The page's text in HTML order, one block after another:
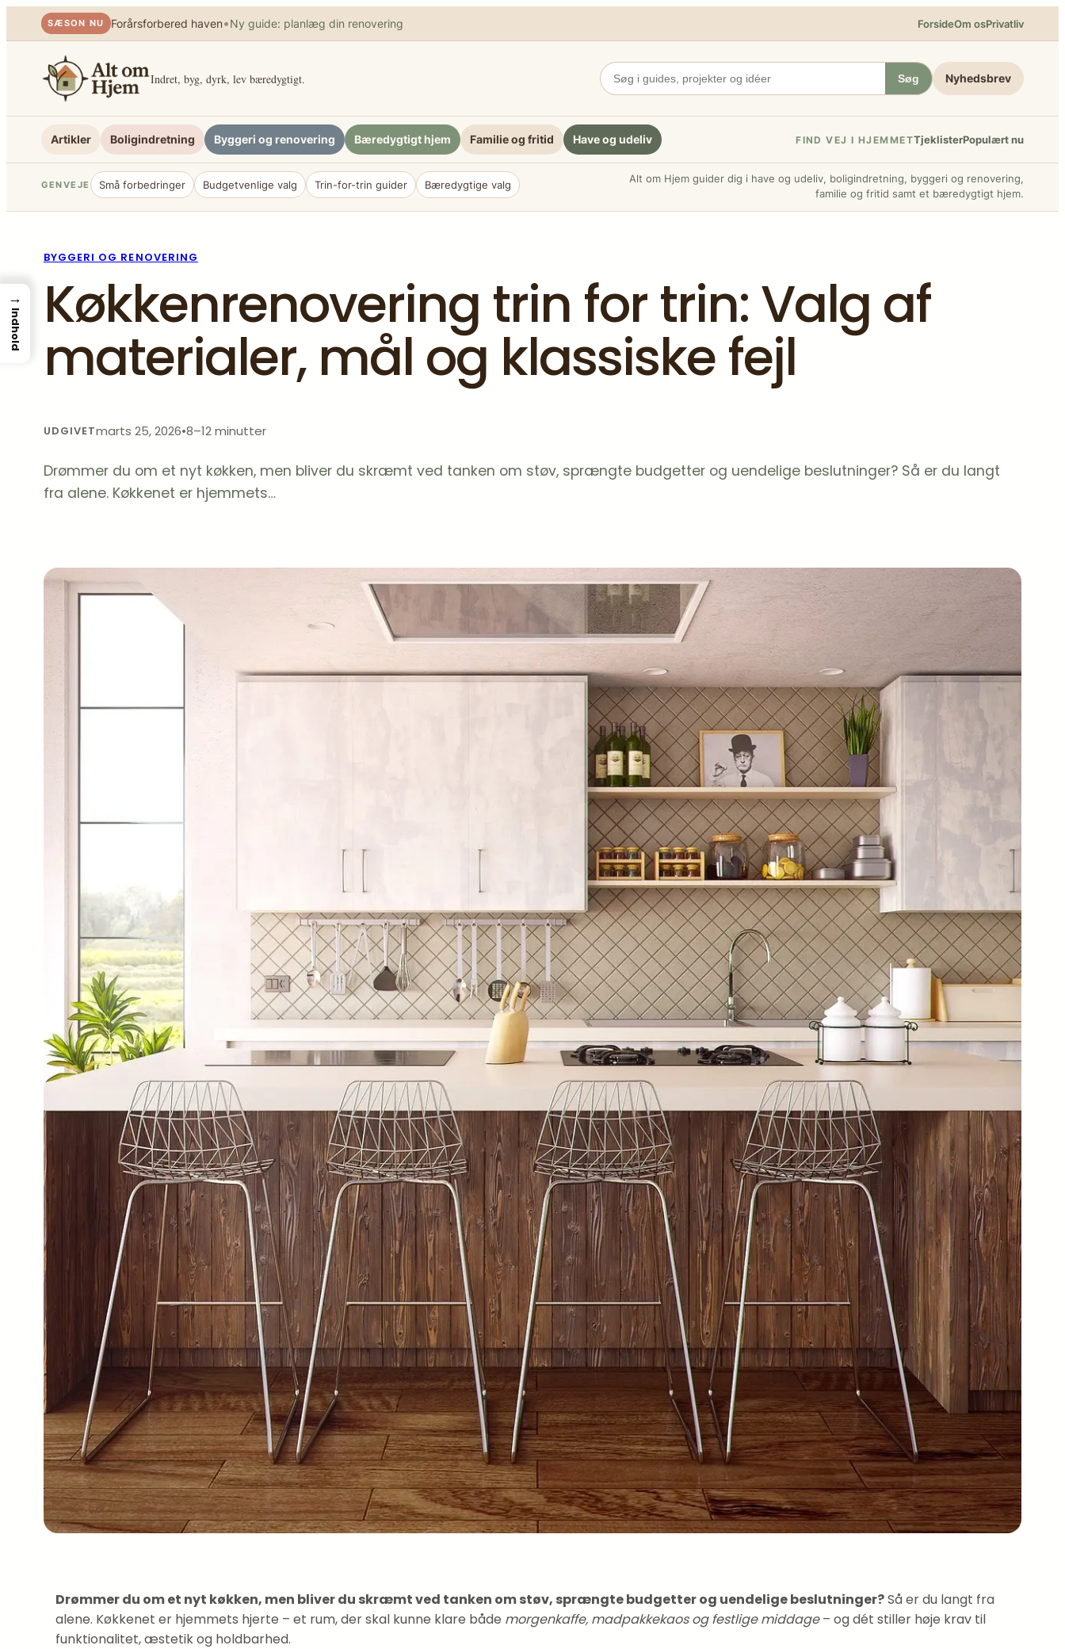
Spring SÆSON NU Forårsforbered haven•Ny guide: planlæg din renovering ForsideOm osPrivatliv
Indret, byg, dyrk, lev bæredygtigt. Søg Nyhedsbrev
Artikler Boligindretning Byggeri og renovering Bæredygtigt hjem Familie og fritid Have og udeliv FIND VEJ I HJEMMETTjeklisterPopulært nu
GENVEJE Små forbedringer Budgetvenlige valg Trin-for-trin guider Bæredygtige valg
Alt om Hjem guider dig i have og udeliv, boligindretning, byggeri og renovering,
familie og fritid samt et bæredygtigt hjem.
BYGGERI OG RENOVERING
Køkkenrenovering trin for trin: Valg af
materialer, mål og klassiske fejl
UDGIVETmarts 25, 2026•8–12 minutter
Drømmer du om et nyt køkken, men bliver du skræmt ved tanken om støv, sprængte budgetter og uendelige beslutninger? Så er du langt
fra alene. Køkkenet er hjemmets…
Drømmer du om et nyt køkken, men bliver du skræmt ved tanken om støv, sprængte budgetter og uendelige beslutninger?Så er du langt fra
alene. Køkkenet er hjemmets hjerte – et rum, der skal kunne klare både morgenkaffe, madpakkekaos og festlige middage– og dét stiller høje krav til
funktionalitet, æstetik og holdbarhed.
→
Indhold